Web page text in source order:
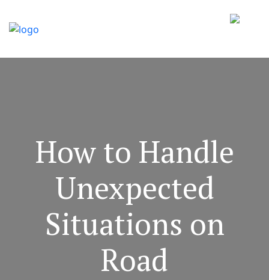
How to Handle
Unexpected
Situations on
Road